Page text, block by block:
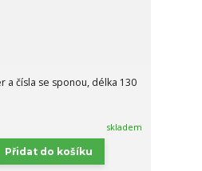
a čísla se sponou, délka 130
skladem
Přidat do košíku